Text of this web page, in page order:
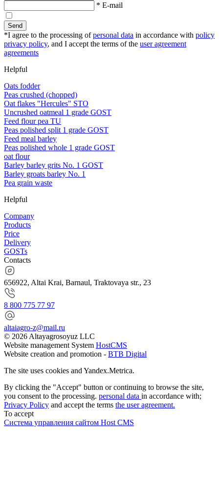
* E-mail
Send
*I agree to the processing ofpersonal data in accordance with policy
privacy policy, and I accept the terms of the user agreement
agreements
Helpful
Oats fodder
Peas crushed (chopped)
Oat flakes "Hercules" STO
Uncrushed oatmeal 1 grade GOST
Feed flour pea TU
Peas polished split 1 grade GOST
Feed meal barley
Peas polished whole 1 grade GOST
oat flour
Barley barley grits No. 1 GOST
Barley groats barley No. 1
Pea grain waste
Helpful
Company
Products
Price
Delivery
GOSTs
Contacts
656922, Altai Krai, Barnaul, Traktovaya str., 23
8 800 775 77 97
altaiagro-z@mail.ru
© 2026 Altayagrosoyuz LLC
Website management System HostCMS
Website creation and promotion - BTB Digital
The site uses cookies and Yandex.Metrica.
By clicking the "Accept" button or continuing to browse the site,
you consent to the processing. personal data in accordance with;
Privacy Policy and accept the terms the user agreement.
To accept
Система управления сайтом Host CMS